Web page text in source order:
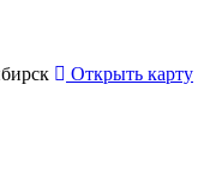
Открыть карту